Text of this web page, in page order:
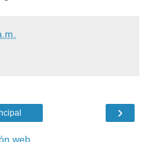
›
web